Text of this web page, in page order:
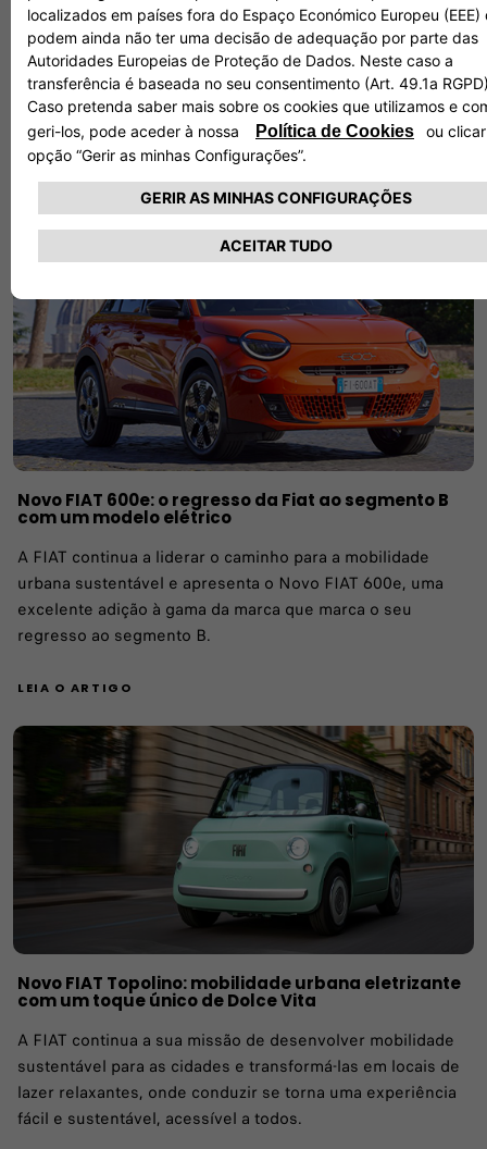
Fiat, o futuro está no bom caminho
Na data do aniversário do 500, a FIAT celebra a trajetória
de sucesso da marca nos últimos anos com uma visão
geral: tanto do seu presente quanto da sua visão para um
futuro brilhante e empolgante.
Novo FIAT 600e: o regresso da Fiat ao segmento B
com um modelo elétrico
A FIAT continua a liderar o caminho para a mobilidade
urbana sustentável e apresenta o Novo FIAT 600e, uma
excelente adição à gama da marca que marca o seu
regresso ao segmento B.
LEIA O ARTIGO
Novo FIAT Topolino: mobilidade urbana eletrizante
com um toque único de Dolce Vita
A FIAT continua a sua missão de desenvolver mobilidade
sustentável para as cidades e transformá-las em locais de
lazer relaxantes, onde conduzir se torna uma experiência
fácil e sustentável, acessível a todos.